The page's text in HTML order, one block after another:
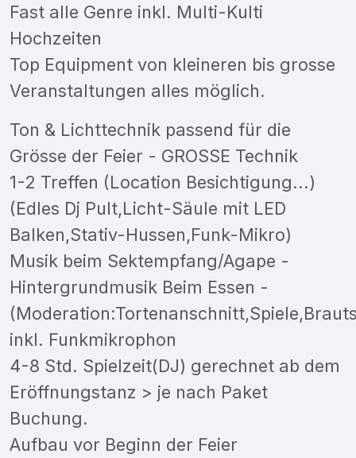
Fast alle Genre inkl. Multi-Kulti
Hochzeiten
Top Equipment von kleineren bis grosse
Veranstaltungen alles möglich.
Ton & Lichttechnik passend für die
Grösse der Feier - GROSSE Technik
1-2 Treffen (Location Besichtigung...)
(Edles Dj Pult,Licht-Säule mit LED
Balken,Stativ-Hussen,Funk-Mikro)
Musik beim Sektempfang/Agape -
Hintergrundmusik Beim Essen -
inkl. Funkmikrophon
4-8 Std. Spielzeit(DJ) gerechnet ab dem
Eröffnungstanz > je nach Paket
Buchung.
Aufbau vor Beginn der Feier